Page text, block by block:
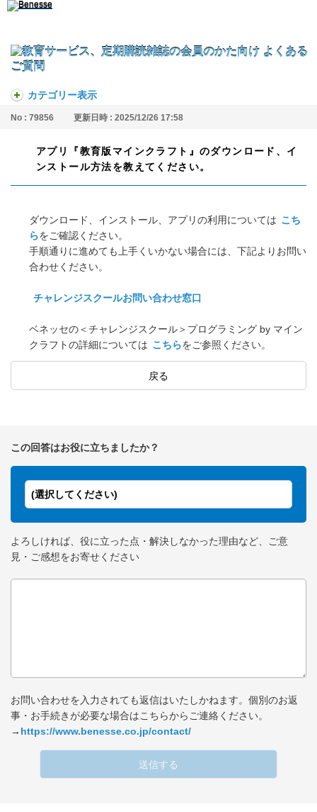
カテゴリー表示
No : 79856 更新日時 : 2025/12/26 17:58
アプリ『教育版マインクラフト』のダウンロード、イ
ンストール方法を教えてください。
ダウンロード、インストール、アプリの利用については こち
らをご確認ください。
手順通りに進めても上手くいかない場合には、下記よりお問い
合わせください。
チャレンジスクールお問い合わせ窓口
ベネッセの＜チャレンジスクール＞プログラミング by マイン
クラフトの詳細については こちらをご参照ください。
戻る
この回答はお役に立ちましたか？
(選択してください)
よろしければ、役に立った点・解決しなかった理由など、ご意
見・ご感想をお寄せください
お問い合わせを入力されても返信はいたしかねます。個別のお返
事・お手続きが必要な場合はこちらからご連絡ください。
→ https://www.benesse.co.jp/contact/
送信する